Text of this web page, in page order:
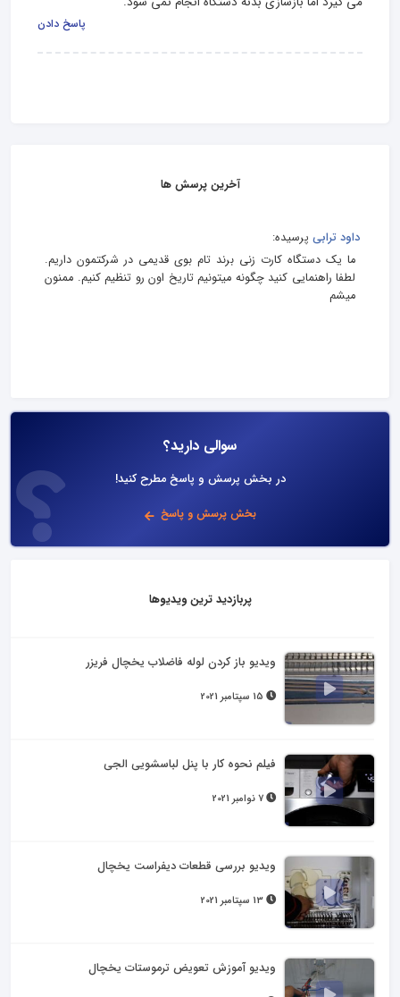
پاسخ دادن
آخرین پرسش ها
داود ترابی پرسیده:
ما یک دستگاه کارت زنی برند تام بوی قدیمی در شرکتمون داریم.
لطفا راهنمایی کنید چگونه میتونیم تاریخ اون رو تنظیم کنیم. ممنون
میشم
سوالی دارید؟
در بخش پرسش و پاسخ مطرح کنید!
بخش پرسش و پاسخ
پربازدید ترین ویدیوها
ویدیو باز کردن لوله فاضلاب یخچال فریزر
فیلم نحوه کار با پنل لباسشویی الجی
ویدیو بررسی قطعات دیفراست یخچال
ویدیو آموزش تعویض ترموستات یخچال